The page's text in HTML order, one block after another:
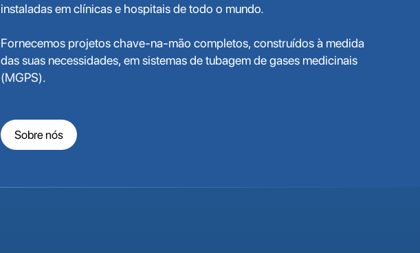
instaladas em clínicas e hospitais de todo o mundo.
Fornecemos projetos chave-na-mão completos, construídos à medida
das suas necessidades, em sistemas de tubagem de gases medicinais
(MGPS).
Sobre nós